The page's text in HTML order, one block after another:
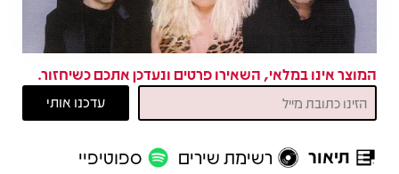
המוצר אינו במלאי, השאירו פרטים ונעדכן אתכם כשיחזור.
תיאור רשימת שירים ספוטיפיי